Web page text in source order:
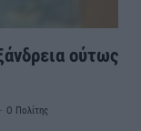
ούτως
Ο Πολίτης